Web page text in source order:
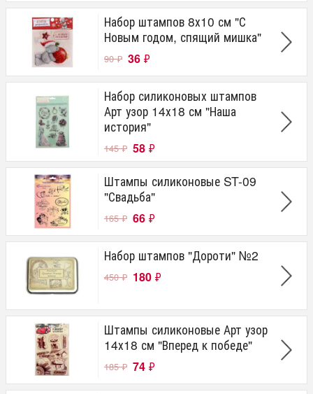
Набор штампов 8х10 см "С
Новым годом, спящий мишка"
90₽ 36 ₽
Набор силиконовых штампов
Арт узор 14х18 см "Наша
история"
145₽ 58 ₽
Штампы силиконовые ST-09
"Свадьба"
165₽ 66 ₽
Набор штампов "Дороти" №2
450₽ 180 ₽
Штампы силиконовые Арт узор
14х18 см "Вперед к победе"
185₽ 74 ₽